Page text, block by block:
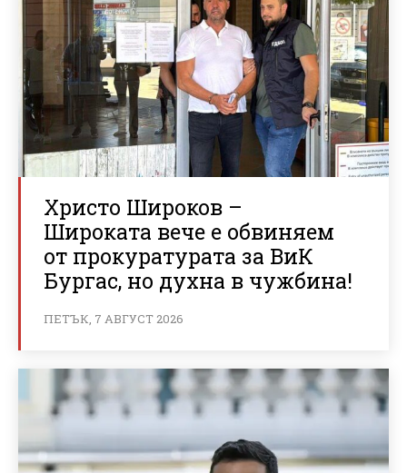
Христо Широков –
Широката вече е обвиняем
от прокуратурата за ВиК
Бургас, но духна в чужбина!
ПЕТЪК, 7 АВГУСТ 2026